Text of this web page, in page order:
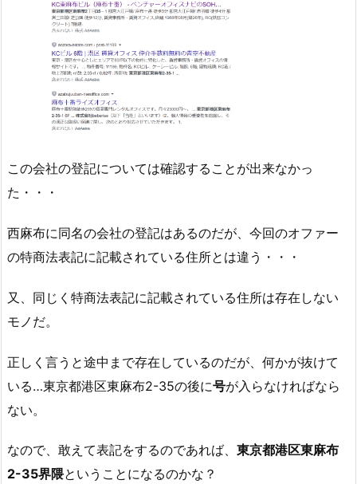
この会社の登記については確認することが出来なかっ
た・・・
西麻布に同名の会社の登記はあるのだが、今回のオファー
の特商法表記に記載されている住所とは違う・・・
又、同じく特商法表記に記載されている住所は存在しない
モノだ。
正しく言うと途中まで存在しているのだが、何かが抜けて
いる…東京都港区東麻布2-35の後に号が入らなければなら
ない。
なので、敢えて表記をするのであれば、 東京都港区東麻布
2-35界隈ということになるのかな？